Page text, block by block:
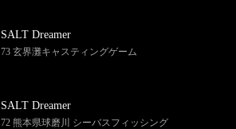
SALT Dreamer
73 玄界灘キャスティングゲーム
SALT Dreamer
72 熊本県球磨川 シーバスフィッシング